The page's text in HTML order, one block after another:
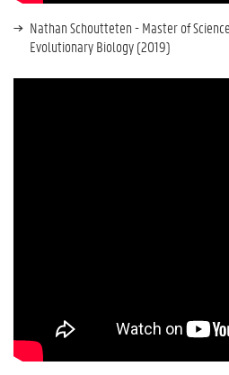
Nathan Schoutteten - Master of
Evolutionary Biology (2019)